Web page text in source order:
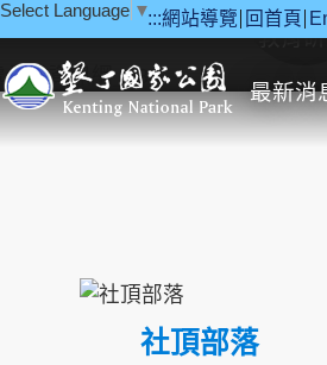
:::網站導覽 回首頁
Select Language ▼
最新消
教育
社頂部落